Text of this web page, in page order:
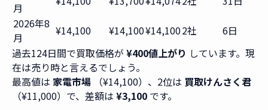
月
2026年8
月
¥14,100 ¥14,100¥14,1002社
6日
過去124日間で買取価格が ¥400値上がり しています。現
在は売り時と言えるでしょう。
最高値は 家電市場 （¥14,100）、2位は 買取けんさく君
（¥11,000）で、差額は ¥3,100 です。